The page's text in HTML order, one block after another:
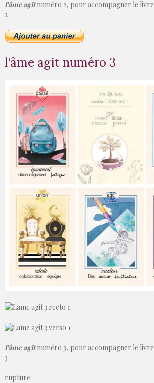
l'âme agitnuméro 2, pour accompagner le livre
2
l'âme agit numéro 3
l'âme agitnuméro 3, pour accompagner le livre
3
rupture